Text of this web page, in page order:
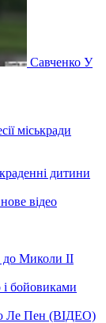
Савченко У
міськради
дитини
відео
Миколи ІІ
і бойовиками
Ле Пен (ВІДЕО)